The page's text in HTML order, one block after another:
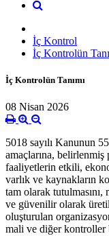
İç Kontrol
İç Kontrolün
İç Kontrolün Tanımı
08 Nisan 2026
5018 sayılı Kanunun
amaçlarına,
faaliyetlerin etkili,
varlık ve kaynakların
tam olarak
ve güvenilir olarak
oluşturulan
mali ve diğer kontroller